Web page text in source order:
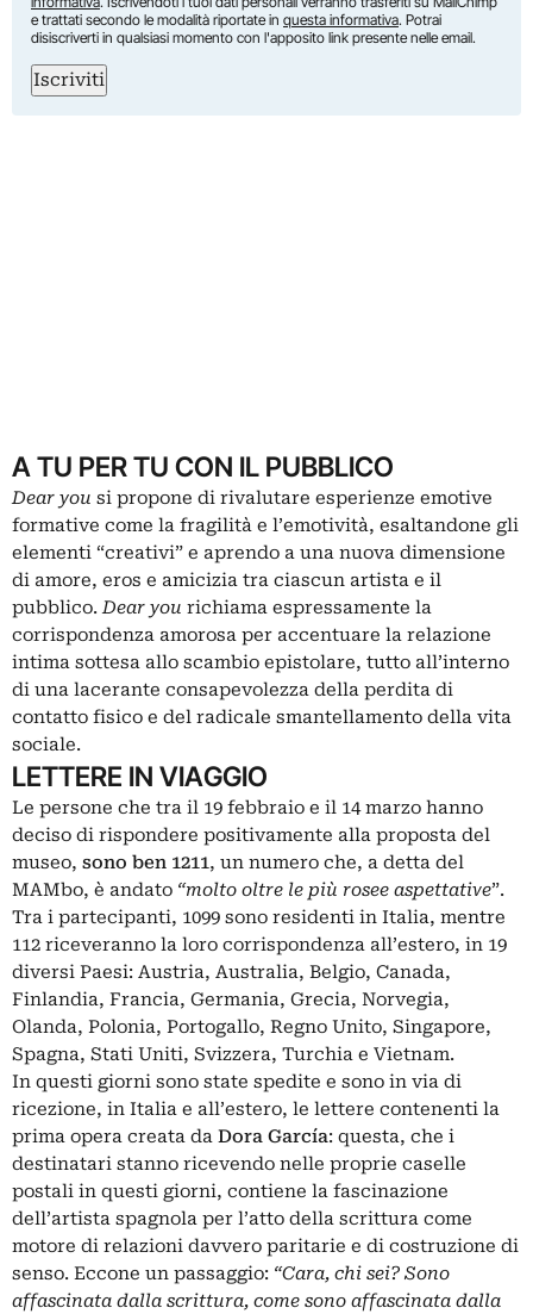
e trattati secondo le modalità riportate in questa informativa. Potrai
disiscriverti in qualsiasi momento con l'apposito link presente nelle email.
Iscriviti
A TU PER TU CON IL PUBBLICO
Dear you si propone di rivalutare esperienze emotive
formative come la fragilità e l’emotività, esaltandone gli
elementi “creativi” e aprendo a una nuova dimensione
di amore, eros e amicizia tra ciascun artista e il
pubblico.Dear you richiama espressamente la
corrispondenza amorosa per accentuare la relazione
intima sottesa allo scambio epistolare, tutto all’interno
di una lacerante consapevolezza della perdita di
contatto fisico e del radicale smantellamento della vita
sociale.
LETTERE IN VIAGGIO
Le persone che tra il 19 febbraio e il 14 marzo hanno
deciso di rispondere positivamente alla proposta del
museo, sono ben 1211, un numero che, a detta del
MAMbo, è andato “molto oltre le più rosee aspettative”.
Tra i partecipanti, 1099 sono residenti in Italia, mentre
112 riceveranno la loro corrispondenza all’estero, in 19
diversi Paesi: Austria, Australia, Belgio, Canada,
Finlandia, Francia, Germania, Grecia, Norvegia,
Olanda, Polonia, Portogallo, Regno Unito, Singapore,
Spagna, Stati Uniti, Svizzera, Turchia e Vietnam.
In questi giorni sono state spedite e sono in via di
ricezione, in Italia e all’estero, le lettere contenenti la
prima opera creata da Dora García: questa, che i
destinatari stanno ricevendo nelle proprie caselle
postali in questi giorni, contiene la fascinazione
dell’artista spagnola per l’atto della scrittura come
motore di relazioni davvero paritarie e di costruzione di
senso. Eccone un passaggio: “Cara, chi sei? Sono
affascinata dalla scrittura, come sono affascinata dalla